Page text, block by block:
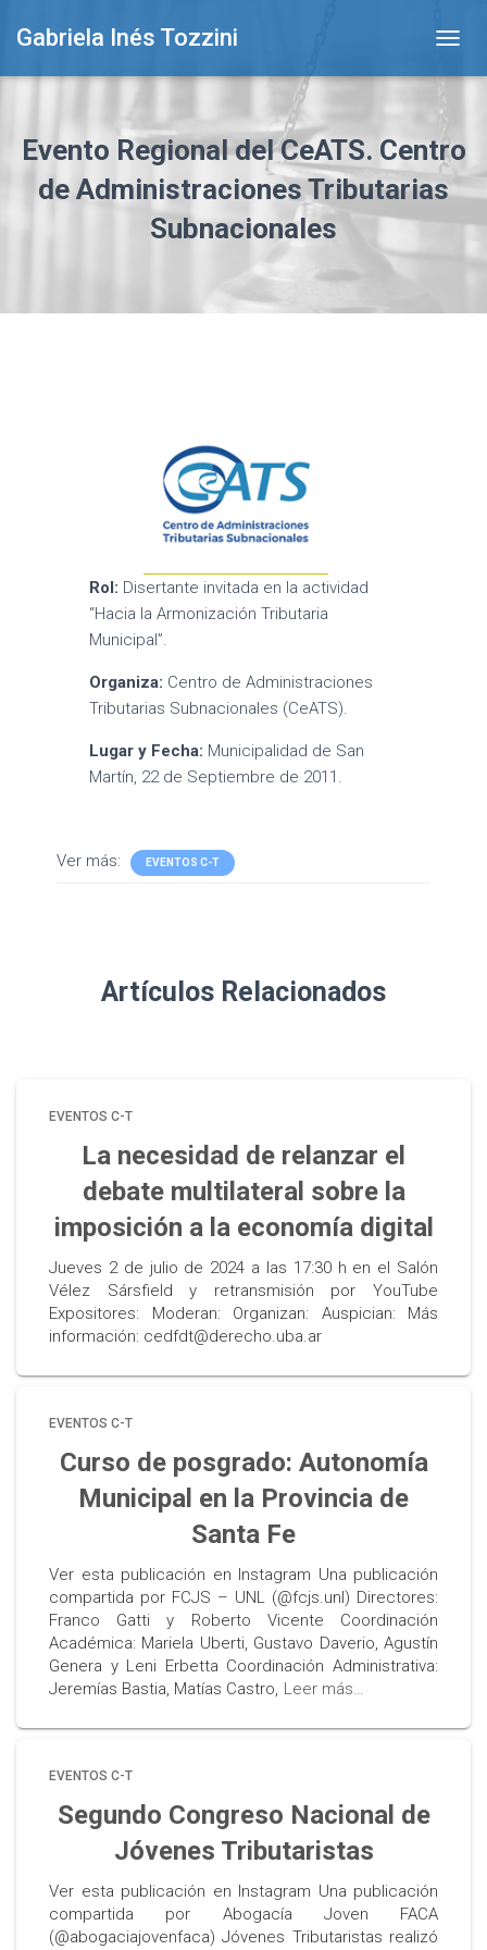
Gabriela Inés Tozzini
O
E
A
Evento Regional del CeATS. Centro
de Administraciones Tributarias
Subnacionales
Rol: Disertante invitada en la actividad
“Hacia la Armonización Tributaria
Municipal”.
Organiza: Centro de Administraciones
Tributarias Subnacionales (CeATS).
Lugar y Fecha: Municipalidad de San
Martín, 22 de Septiembre de 2011.
Ver más: EVENTOS C-T
Artículos Relacionados
EVENTOS C-T
La necesidad de relanzar el
debate multilateral sobre la
imposición a la economía digital
Jueves 2 de julio de 2024 a las 17:30 h en el Salón
Vélez Sársfield y retransmisión por YouTube
Expositores: Moderan: Organizan: Auspician: Más
información: cedfdt@derecho.uba.ar
EVENTOS C-T
Curso de posgrado: Autonomía
Municipal en la Provincia de
Santa Fe
Ver esta publicación en Instagram Una publicación
compartida por FCJS – UNL (@fcjs.unl) Directores:
Franco Gatti y Roberto Vicente Coordinación
Académica: Mariela Uberti, Gustavo Daverio, Agustín
Genera y Leni Erbetta Coordinación Administrativa:
Jeremías Bastia, Matías Castro, Leer más…
EVENTOS C-T
Segundo Congreso Nacional de
Jóvenes Tributaristas
Ver esta publicación en Instagram Una publicación
compartida por Abogacía Joven FACA
(@abogaciajovenfaca) Jóvenes Tributaristas realizó